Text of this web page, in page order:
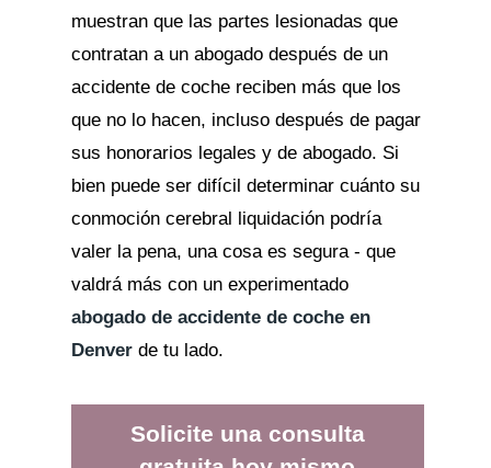
muestran que las partes lesionadas que
contratan a un abogado después de un
accidente de coche reciben más que los
que no lo hacen, incluso después de pagar
sus honorarios legales y de abogado. Si
bien puede ser difícil determinar cuánto su
conmoción cerebral liquidación podría
valer la pena, una cosa es segura - que
valdrá más con un experimentado
abogado de accidente de coche en
Denverde tu lado.
Solicite una consulta